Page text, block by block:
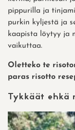
pippurilla ja
purkin kyljestä ja
kaapista löytyy ja
vaikuttaa.
Oletteko te
paras risotto
Tykkäät ehkä